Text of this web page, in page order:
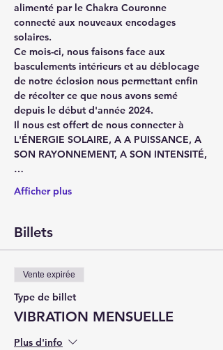
alimenté par le Chakra Couronne
connecté aux nouveaux encodages
solaires.
Ce mois-ci, nous faisons face aux
basculements intérieurs et au déblocage
de notre éclosion nous permettant enfin
de récolter ce que nous avons semé
depuis le début d'année 2024.
Il nous est offert de nous connecter à
L'ÉNERGIE SOLAIRE, A A PUISSANCE, A
SON RAYONNEMENT, A SON INTENSITÉ,
…
Afficher plus
Billets
Vente expirée
Type de billet
VIBRATION MENSUELLE
Plus d'info